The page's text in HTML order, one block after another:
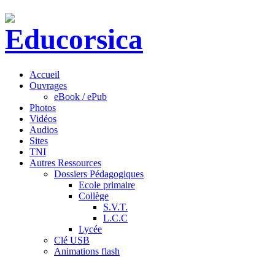
Accueil
Ouvrages
eBook / ePub
Photos
Vidéos
Audios
Sites
TNI
Autres Ressources
Dossiers Pédagogiques
Ecole primaire
Collège
S.V.T.
L.C.C
Lycée
Clé USB
Animations flash